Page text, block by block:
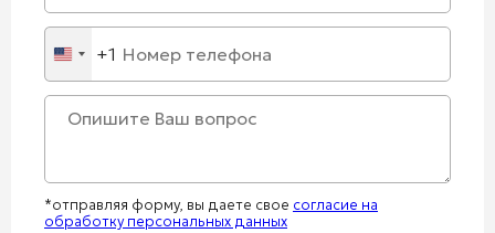
United
States
+1
+1
*отправляя форму, вы даете свое согласие на
обработку персональных данных